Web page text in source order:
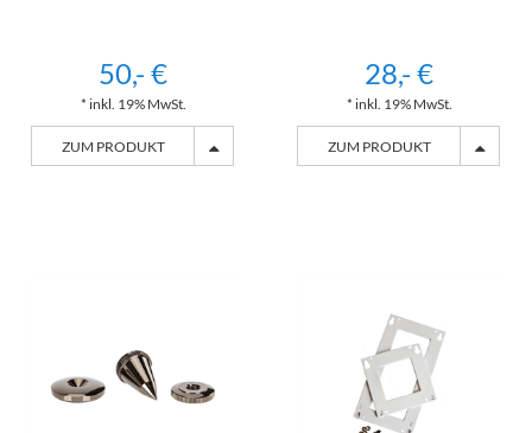
50,- €
* inkl. 19% MwSt.
ZUM PRODUKT
28,- €
* inkl. 19% MwSt.
ZUM PRODUKT